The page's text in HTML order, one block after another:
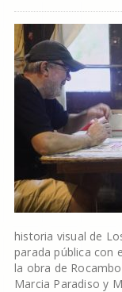
historia visual de
parada pública con
la obra de
Marcia Paradiso y